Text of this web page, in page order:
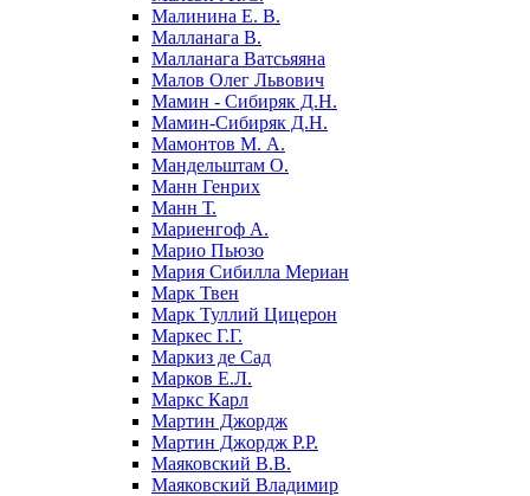
Малинина Е. В.
Малланага В.
Малланага Ватсьяяна
Малов Олег Львович
Мамин - Сибиряк Д.Н.
Мамин-Сибиряк Д.Н.
Мамонтов М. А.
Мандельштам О.
Манн Генрих
Манн Т.
Мариенгоф А.
Марио Пьюзо
Мария Сибилла Мериан
Марк Твен
Марк Туллий Цицерон
Маркес Г.Г.
Маркиз де Сад
Марков Е.Л.
Маркс Карл
Мартин Джордж
Мартин Джордж Р.Р.
Маяковский В.В.
Маяковский Владимир